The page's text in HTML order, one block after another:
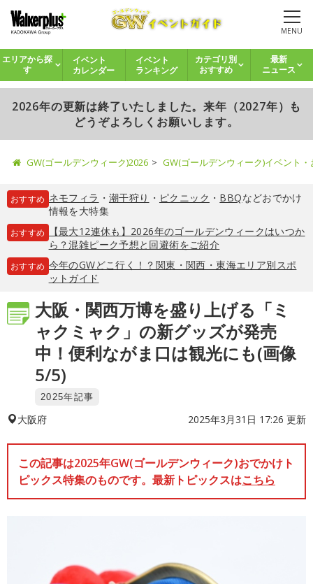
MENU
エリアから探
す
イベント
カレンダー
イベント
ランキング
カテゴリ別
おすすめ
最新
ニュース
2026年の更新は終了いたしました。来年（2027年）も
どうぞよろしくお願いします。
GW(ゴールデンウィーク)2026 GW(ゴールデンウィーク)イベント
おすすめ ネモフィラ ・ 潮干狩り ・ ピクニック ・ BBQなどおでかけ
情報を大特集
おすすめ
【最大12連休も】2026年のゴールデンウィークはいつか
ら？混雑ピーク予想と回避術をご紹介
おすすめ 今年のGWどこ行く！？関東・関西・東海エリア別スポ
ットガイド
大阪・関西万博を盛り上げる「ミ
ャクミャク」の新グッズが発売
中！便利ながま口は観光にも(画像
5/5)
2025年記事
大阪府 2025年3月31日 17:26 更新
この記事は2025年GW(ゴールデンウィーク)おでかけト
ピックス特集のものです。最新トピックスはこちら